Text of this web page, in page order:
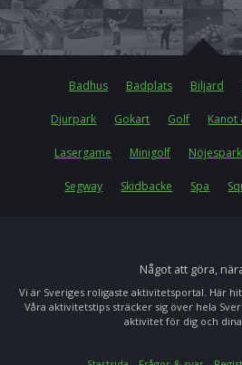
Badhus Badplats Biljard
Djurpark Gokart Golf Kanot
Lasergame Minigolf Nöjespark
Segway Skidbacke Spa
Något att göra,
Vi är Sveriges roligaste aktivitetsportal. Här
Våra aktivitetstips sträcker sig över hela
aktivitet för dig och